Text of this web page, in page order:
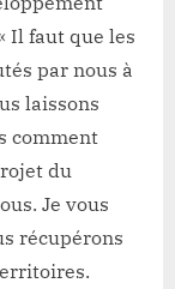
Il faut que les
par nous à
laissons
comment
du
Je vous
récupérons